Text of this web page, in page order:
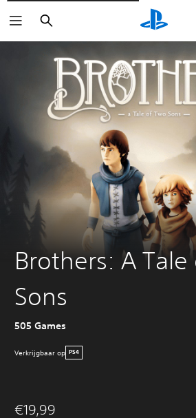
Zoeken
Brothers: A Tale
Sons
505 Games
Verkrijgbaar op PS4
€19,99